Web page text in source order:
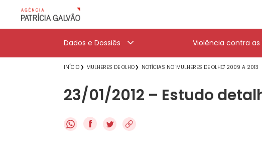
Dados e Dossiês Violência contra
INÍCIO MULHERES DE OLHO NOTÍCIAS NO 'MULHERES DE OLHO' 2009 A 2013
23/01/2012 – Estudo
f